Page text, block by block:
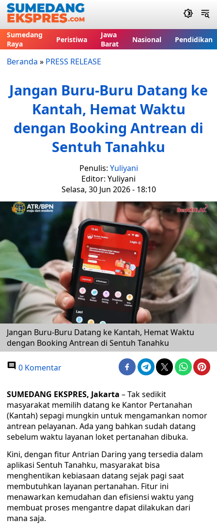
Sumedang
Raya
Peristiwa
Jawa
Barat
Nasional Pendidikan
Beranda » PRESS RELEASE
Jangan Buru-Buru Datang ke
Kantah, Hemat Waktu
dengan Booking Antrean di
Sentuh Tanahku
Penulis: Yuliyani
Editor: Yuliyani
Selasa, 30 Jun 2026 - 18:10
Jangan Buru-Buru Datang ke Kantah, Hemat Waktu
dengan Booking Antrean di Sentuh Tanahku
0 Komentar
SUMEDANG EKSPRES, Jakarta – Tak sedikit
masyarakat memilih datang ke Kantor Pertanahan
(Kantah) sepagi mungkin untuk mengamankan nomor
antrean pelayanan. Ada yang bahkan sudah datang
sebelum waktu layanan loket pertanahan dibuka.
Kini, dengan fitur Antrian Daring yang tersedia dalam
aplikasi Sentuh Tanahku, masyarakat bisa
menghentikan kebiasaan datang sejak pagi saat
membutuhkan layanan pertanahan. Fitur ini
menawarkan kemudahan dan efisiensi waktu yang
membuat proses mengantre dapat dilakukan dari
mana saja.